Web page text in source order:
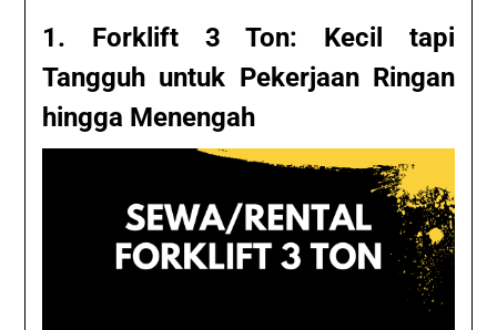
1. Forklift 3 Ton: Kecil tapi
Tangguh untuk Pekerjaan Ringan
hingga Menengah